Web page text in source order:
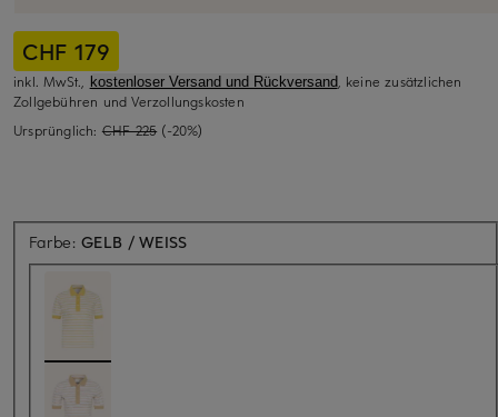
CHF 179
inkl. MwSt., kostenloser Versand und Rückversand, keine zusätzlichen
Zollgebühren und Verzollungskosten
Ursprünglich: CHF 225 (-20%)
Farbe:GELB / WEISS